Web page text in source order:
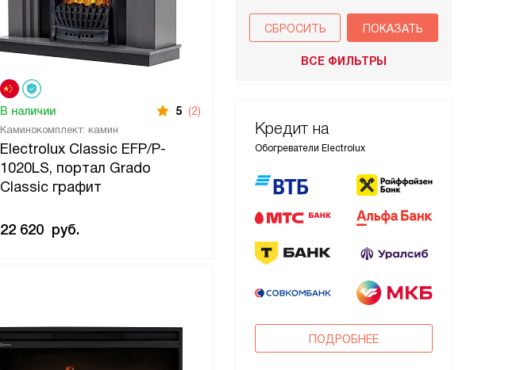
СБРОСИТЬ
ВСЕ ФИЛЬТРЫ
Кредит на
Обогреватели Electrolux
ПОДРОБНЕЕ
Каминокомплект: камин
Electrolux Classic EFP/P-
1020LS, портал Grado
Classic графит
В наличии 5 (2)
22 620 руб.